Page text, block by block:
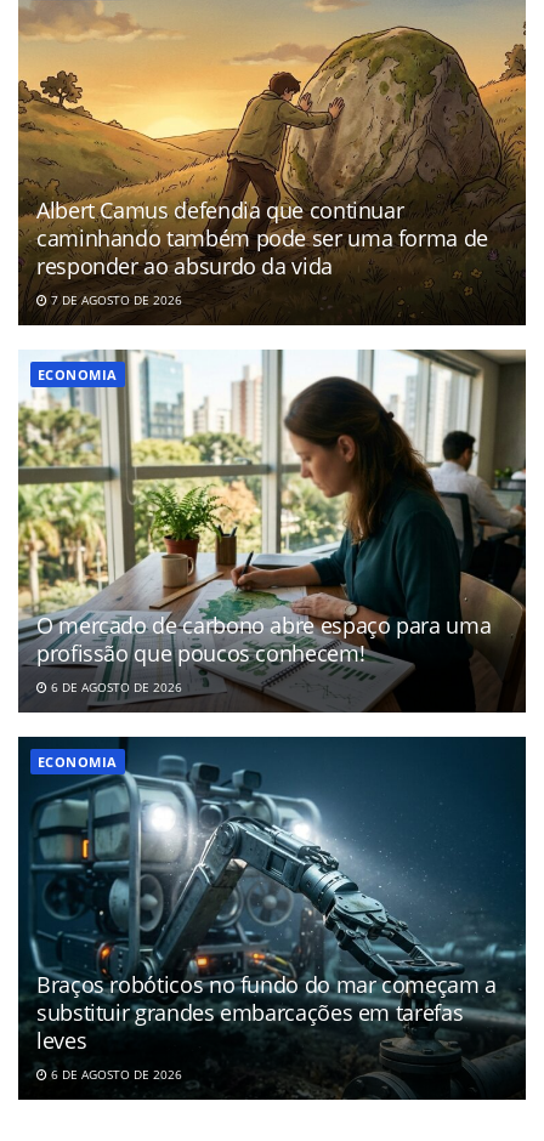
Albert Camus defendia que continuar
caminhando também pode ser uma forma de
responder ao absurdo da vida
7 DE AGOSTO DE 2026
ECONOMIA
O mercado de carbono abre espaço para uma
profissão que poucos conhecem!
6 DE AGOSTO DE 2026
ECONOMIA
Braços robóticos no fundo do mar começam a
substituir grandes embarcações em tarefas
leves
6 DE AGOSTO DE 2026